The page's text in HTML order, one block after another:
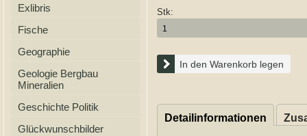
Exlibris
Fische
Geographie
Geologie Bergbau
Mineralien
Geschichte Politik
Glückwunschbilder
Stk:
In den Warenkorb legen
Detailinformationen